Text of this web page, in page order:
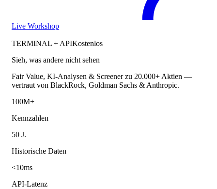
Live Workshop
TERMINAL + APIKostenlos
Sieh, was andere nicht sehen
Fair Value, KI-Analysen & Screener zu 20.000+ Aktien —
vertraut von BlackRock, Goldman Sachs & Anthropic.
100M+
Kennzahlen
50 J.
Historische Daten
<10ms
API-Latenz